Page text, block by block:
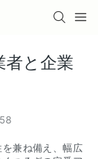
者と企業
58
兼ね備え、幅広